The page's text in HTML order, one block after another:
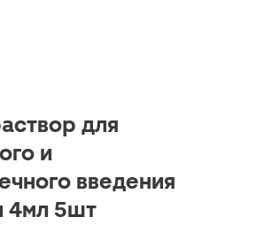
для
и
введения
4мл 5шт